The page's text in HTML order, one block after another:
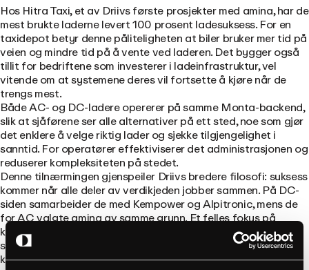
Hos Hitra Taxi, et av Driivs første prosjekter med amina, har de
mest brukte laderne levert 100 prosent ladesuksess. For en
taxidepot betyr denne påliteligheten at biler bruker mer tid på
veien og mindre tid på å vente ved laderen. Det bygger også
tillit for bedriftene som investerer i ladeinfrastruktur, vel
vitende om at systemene deres vil fortsette å kjøre når de
trengs mest.
Både AC- og DC-ladere opererer på samme Monta-backend,
slik at sjåførene ser alle alternativer på ett sted, noe som gjør
det enklere å velge riktig lader og sjekke tilgjengelighet i
sanntid. For operatører effektiviserer det administrasjonen og
reduserer kompleksiteten på stedet.
Denne tilnærmingen gjenspeiler Driivs bredere filosofi: suksess
kommer når alle deler av verdikjeden jobber sammen. På DC-
siden samarbeider de med Kempower og Alpitronic, mens de
for AC valgte amina av samme grunn. Et felles fokus på
kvalitet og kundeopplevelse. Som Skauge uttrykker det: «De
som vil lykkes er de som leverer kvalitet i hvert trinn og setter
kunden i sentrum.»